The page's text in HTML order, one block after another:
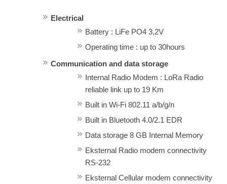
Electrical
Battery : LiFe PO4 3,2V
Operating time : up to 30hours
Communication and data storage
Internal Radio Modem : LoRa Radio
reliable link up to 19 Km
Built in Wi-Fi 802.11 a/b/g/n
Built in Bluetooth 4.0/2.1 EDR
Data storage 8 GB Internal Memory
Eksternal Radio modem connectivity
RS-232
Eksternal Cellular modem connectivity